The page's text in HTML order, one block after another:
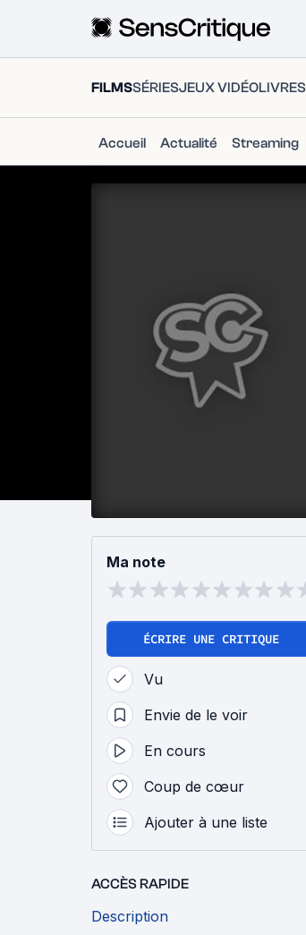
FILMSSÉRIESJEUX VIDÉOLIVRES
Accueil Actualité Streaming
Ma note
ÉCRIRE UNE CRITIQUE
Vu
Envie de le voir
En cours
Coup de cœur
Ajouter à une liste
ACCÈS RAPIDE
Description